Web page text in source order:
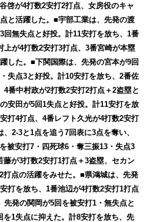
啓が4打数2安打2打点、女房役のキャ
と活躍した。■宇部工業は、先発の渡
回無失点と好投。計11安打を放ち、1番
上が4打数2安打3打点、3番宮崎が本塁
した。■下関国際は、先発の宮本が9回
失点3と好投。計10安打を放ち、2番佐
4番中村政が2打数2安打2打点＋2盗塁と
安田が5回1失点と好投。計11安打を放
打4打点、4番レフト久光が4打数2安打
2-3と1点を追う7回表に3点を奪い、
被安打7・四死球6・奪三振13・失点3
藤が3打数2安打1打点＋3盗塁、セカン
打点の活躍をみせた。■県鴻城は、先発
打を放ち、1番池辺が4打数2安打1打点
先発の関岡が5回を被安打1・無失点と
1失点に抑えた。計8安打を放ち、先